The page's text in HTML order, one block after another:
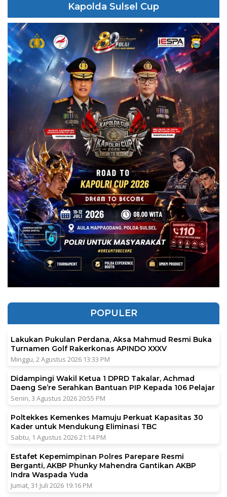
Kapolda Sulsel Cup
POPULER
Lakukan Pukulan Perdana, Aksa Mahmud Resmi Buka
Turnamen Golf Rakerkonas APINDO XXXV
Minggu, 2 Agustus 2026 13:33 PM
Didampingi Wakil Ketua 1 DPRD Takalar, Achmad
Daeng Se’re Serahkan Bantuan PIP Kepada 106 Pelajar
Senin, 3 Agustus 2026 20:55 PM
Poltekkes Kemenkes Mamuju Perkuat Kapasitas 30
Kader untuk Mendukung Eliminasi TBC
Sabtu, 1 Agustus 2026 21:14 PM
Estafet Kepemimpinan Polres Parepare Resmi
Berganti, AKBP Phunky Mahendra Gantikan AKBP
Indra Waspada Yuda
Jumat, 31 Juli 2026 19:16 PM